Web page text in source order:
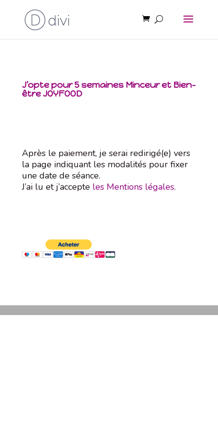
J’opte pour 5 semaines Minceur et Bien-
être JOYFOOD
Après le paiement, je serai redirigé(e) vers
la page indiquant les modalités pour fixer
une date de séance.
J’ai lu et j’accepte les Mentions légales.